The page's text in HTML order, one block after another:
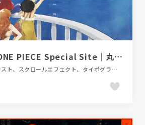
Marubeni × ONE PIECE Special Site｜丸紅株式会社
LP・特集ページ、イラスト、スクロールエフェクト、タイポグラフィー、テレビ・アニメ・映画・芸能、ホワイト系、ポップ、金融・法律・人材・専門職